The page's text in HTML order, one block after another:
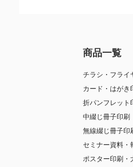
商品一覧
チラシ・フライ
カード・はがき
折パンフレット
中綴じ冊子印刷
無線綴じ冊子印
セミナー資料・
ポスター印刷・